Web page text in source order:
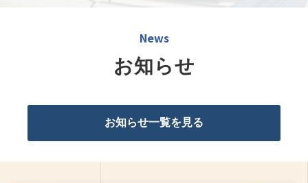
News
お知らせ
お知らせ一覧を見る